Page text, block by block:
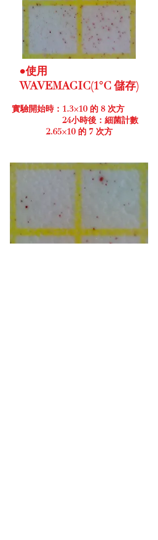
●使用
WAVEMAGIC(1°C 儲存)
實驗開始時：1.3×10 的 8 次方
24小時後：細菌計數
2.65×10 的 7 次方